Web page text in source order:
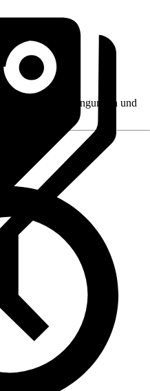
Rückgabebedingungen und